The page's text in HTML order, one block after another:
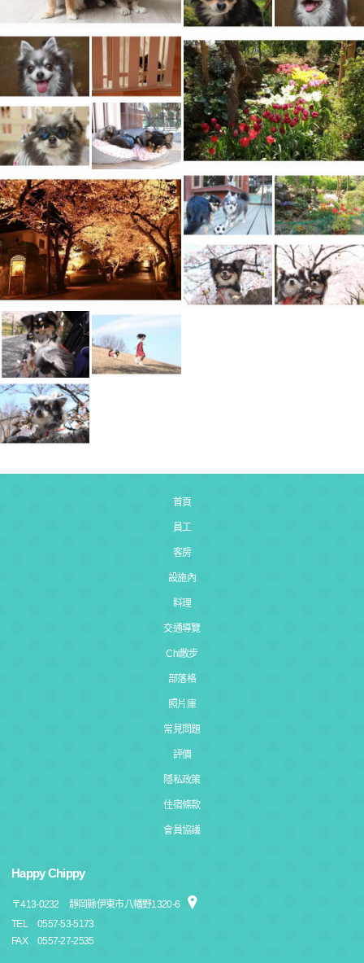
首頁
員工
客房
設施內
料理
交通導覽
Chi散步
部落格
照片庫
常見問題
評價
隱私政策
住宿條款
會員協議
Happy Chippy
〒413-0232
靜岡縣伊東市八幡野1320-6
TEL
0557-53-5173
FAX
0557-27-2535